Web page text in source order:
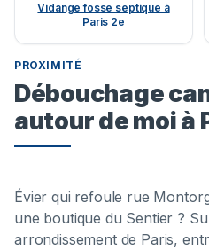
Vidange fosse septique à
Paris 2e
PROXIMITÉ
Débouchage
autour de moi à
Évier qui refoule rue
une boutique du Sentier ?
arrondissement de Paris,